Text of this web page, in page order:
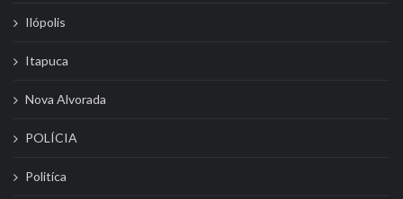
Ilópolis
Itapuca
Nova Alvorada
POLÍCIA
Politíca